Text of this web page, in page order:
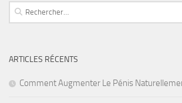
Rechercher :
ARTICLES RÉCENTS
Comment Augmenter Le Pénis